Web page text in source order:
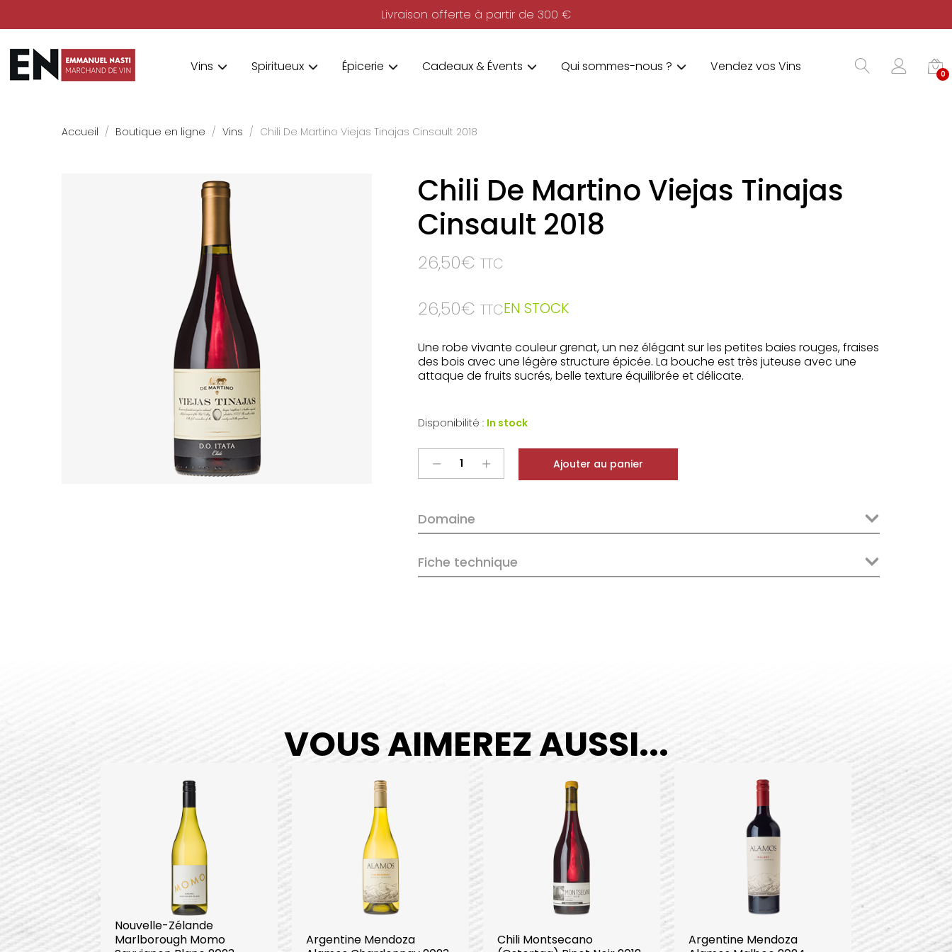
Livraison offerte à partir de 300 €
Vins Spiritueux Épicerie Cadeaux & Évents Qui sommes-nous ? Vendez vos Vins 0
Accueil Boutique en ligne Vins Chili De Martino Viejas Tinajas Cinsault 2018
Chili De Martino Viejas Tinajas
Cinsault 2018
26,50€ TTC
26,50€ TTCEN STOCK
Une robe vivante couleur grenat, un nez élégant sur les petites baies rouges, fraises
des bois avec une légère structure épicée. La bouche est très juteuse avec une
attaque de fruits sucrés, belle texture équilibrée et délicate.
Disponibilité : In stock
Chili
Tinajas
Cinsault
quantity
Ajouter au panier
Domaine
Fiche technique
VOUS AIMEREZ AUSSI...
Nouvelle-Zélande
Marlborough Momo
Argentine Mendoza
Chili Montsecano
Argentine Mendoza